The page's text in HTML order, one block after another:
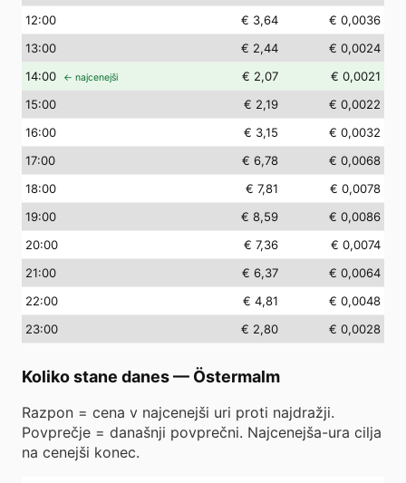
12:00 € 3,64
€ 0,0036
13:00 € 2,44
€ 0,0024
14:00 ← najcenejši € 2,07
€ 0,0021
15:00 € 2,19
€ 0,0022
16:00 € 3,15
€ 0,0032
17:00 € 6,78
€ 0,0068
18:00 € 7,81
€ 0,0078
19:00 € 8,59
€ 0,0086
20:00 € 7,36
€ 0,0074
21:00 € 6,37
€ 0,0064
22:00 € 4,81
€ 0,0048
23:00 € 2,80 € 0,0028
Koliko stane danes— Östermalm
Razpon = cena v najcenejši uri proti najdražji.
Povprečje = današnji povprečni. Najcenejša-ura cilja
na cenejši konec.